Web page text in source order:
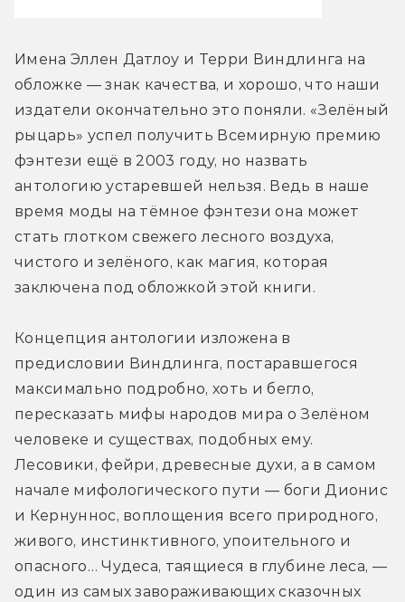
Имена Эллен Датлоу и Терри Виндлинга на
обложке — знак качества, и хорошо, что наши
издатели окончательно это поняли. «Зелёный
рыцарь» успел получить Всемирную премию
фэнтези ещё в 2003 году, но назвать
антологию устаревшей нельзя. Ведь в наше
время моды на тёмное фэнтези она может
стать глотком свежего лесного воздуха,
чистого и зелёного, как магия, которая
заключена под обложкой этой книги.
Концепция антологии изложена в
предисловии Виндлинга, постаравшегося
максимально подробно, хоть и бегло,
пересказать мифы народов мира о Зелёном
человеке и существах, подобных ему.
Лесовики, фейри, древесные духи, а в самом
начале мифологического пути — боги Дионис
и Кернуннос, воплощения всего природного,
живого, инстинктивного, упоительного и
опасного… Чудеса, таящиеся в глубине леса, —
один из самых завораживающих сказочных